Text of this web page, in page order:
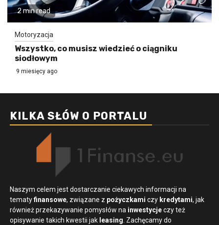
2 min read
Motoryzacja
Wszystko, co musisz wiedzieć o ciągniku
siodłowym
9 miesięcy ago
KILKA SŁÓW O PORTALU
Naszym celem jest dostarczanie ciekawych informacji na
tematyfinansowe, związane z pożyczkami czy kredytami, jak
również przekazywanie pomysłów na inwestycjeczy też
opisywanie takich kwestii jak leasing. Zachęcamy do